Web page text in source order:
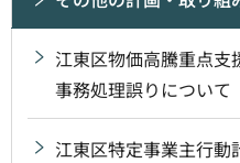
江東区物価高騰重点支
事務処理誤りについて
江東区特定事業主行